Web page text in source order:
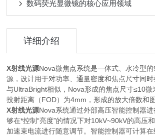
数码荧光显微镜的核心应用领域
详细介绍
X射线光源Nova微焦点系统是一体式、水冷型
源，设计用于对功率、通量密度和焦点尺寸同时
与UltraBright相似，Nova形成的焦点尺寸≤10微
投射距离（FOD）为4mm，形成的放大倍数和
X射线光源Nova系统通过外部高压智能控制器
够在*控制“亮度”的情况下对10kV~90kV的高压
加速束电流进行随意调节。智能控制器可计算在